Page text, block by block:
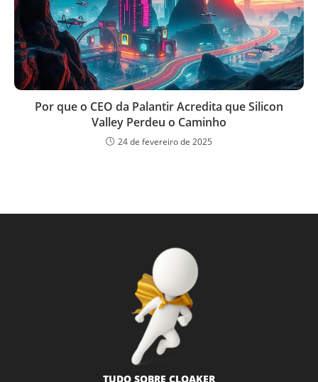
Por que o CEO da Palantir Acredita que Silicon
Valley Perdeu o Caminho
24 de fevereiro de 2025
TUDO SOBRE CLOAKER